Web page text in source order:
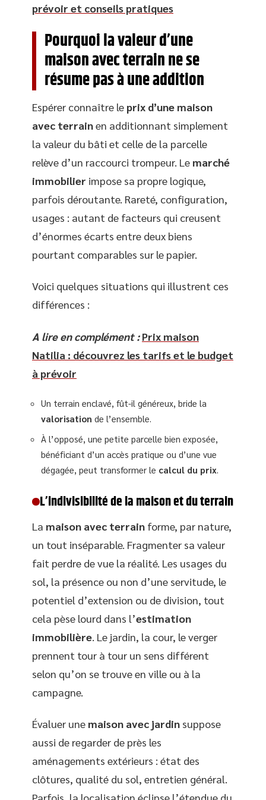
prévoir et conseils pratiques
Pourquoi la valeur d’une
maison avec terrain ne se
résume pas à une addition
Espérer connaître le prix d’une maison
avec terrainen additionnant simplement
la valeur du bâti et celle de la parcelle
relève d’un raccourci trompeur. Le marché
immobilier impose sa propre logique,
parfois déroutante. Rareté, configuration,
usages : autant de facteurs qui creusent
d’énormes écarts entre deux biens
pourtant comparables sur le papier.
Voici quelques situations qui illustrent ces
différences :
A lire en complément : Prix maison
Natilia : découvrez les tarifs et le budget
à prévoir
Un terrain enclavé, fût-il généreux, bride la
valorisation de l’ensemble.
À l’opposé, une petite parcelle bien exposée,
bénéficiant d’un accès pratique ou d’une vue
dégagée, peut transformer le calcul du prix
L’indivisibilité de la maison et du terrain
La maison avec terrain forme, par nature,
un tout inséparable. Fragmenter sa valeur
fait perdre de vue la réalité. Les usages du
sol, la présence ou non d’une servitude, le
potentiel d’extension ou de division, tout
cela pèse lourd dans l’estimation
immobilière . Le jardin, la cour, le verger
prennent tour à tour un sens différent
selon qu’on se trouve en ville ou à la
campagne.
Évaluer une maison avec jardin suppose
aussi de regarder de près les
aménagements extérieurs : état des
clôtures, qualité du sol, entretien général.